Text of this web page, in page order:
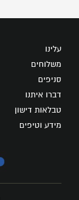
עלינו
משלוחים
סניפים
דברו איתנו
טבלאות דישון
מידע וטיפים